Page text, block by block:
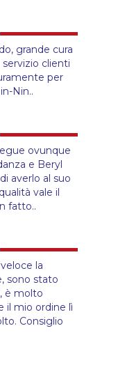
grande cura
clienti
per
Nin..
ovunque
e Beryl
averlo al suo
vale il
fatto..
la
sono stato
è molto
il mio ordine lì
Consiglio